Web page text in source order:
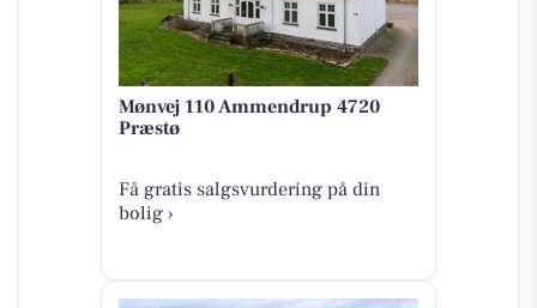
Mønvej 110 Ammendrup 4720
Præstø
Få gratis salgsvurdering på din
bolig ›